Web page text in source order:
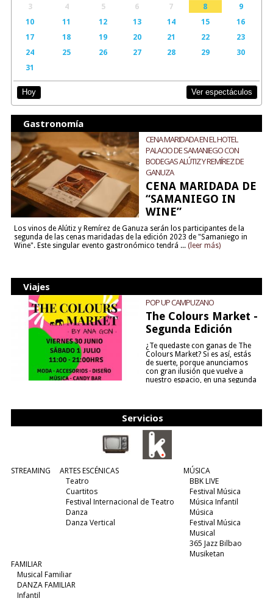
3
4 5 6 7 8
9
10
11 12 13 14 15
16
17
18 19 20 21 22
23
24
25 26 27 28 29
30
31
Hoy Ver espectáculos
Gastronomía
CENA MARIDADA EN EL HOTEL
PALACIO DE SAMANIEGO CON
BODEGAS ALÚTIZ Y REMÍREZ DE
GANUZA
CENA MARIDADA DE
“SAMANIEGO IN
WINE”
Los vinos de Alútiz y Remírez de Ganuza serán los participantes de la
segunda de las cenas maridadas de la edición 2023 de "Samaniego in
Wine". Este singular evento gastronómico tendrá ... (leer más)
Viajes
POP UP CAMPUZANO
The Colours Market -
Segunda Edición
¿Te quedaste con ganas de The
Colours Market? Si es así, estás
de suerte, porque anunciamos
con gran ilusión que vuelve a
nuestro espacio, en una segunda
Servicios
STREAMING
ARTES ESCÉNICAS
Teatro
Cuartitos
Festival Internacional de Teatro
Danza
Danza Vertical
MÚSICA
BBK LIVE
Festival Música
Música Infantil
Música
Festival Música
Musical
365 Jazz Bilbao
Musiketan
FAMILIAR
Musical Familiar
DANZA FAMILIAR
Infantil